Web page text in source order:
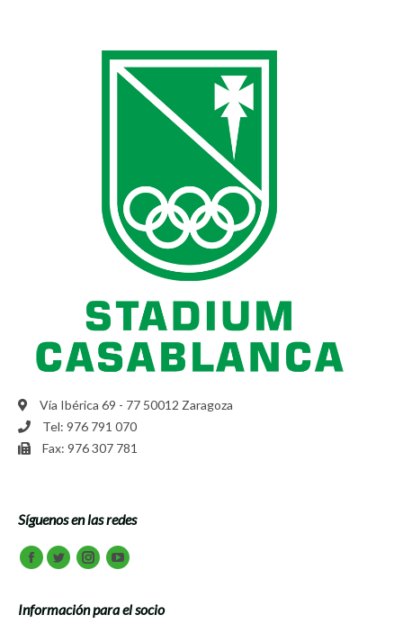
Vía Ibérica 69 - 77 50012 Zaragoza
Tel: 976 791 070
Fax: 976 307 781
Síguenos en las redes
Encuéntranos en:
Facebook
TwitterInstagramYoutube
Información para el socio